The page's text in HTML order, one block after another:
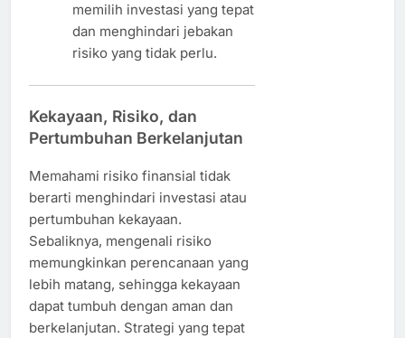
memilih investasi yang tepat
dan menghindari jebakan
risiko yang tidak perlu.
Kekayaan, Risiko, dan
Pertumbuhan Berkelanjutan
Memahami risiko finansial tidak
berarti menghindari investasi atau
pertumbuhan kekayaan.
Sebaliknya, mengenali risiko
memungkinkan perencanaan yang
lebih matang, sehingga kekayaan
dapat tumbuh dengan aman dan
berkelanjutan. Strategi yang tepat